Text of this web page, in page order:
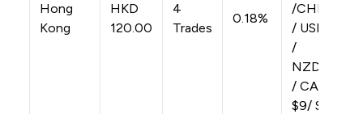
Hong
Kong
HKD
120.00
4
Trades
0.18%
/CHF$7
/ USD$7
/
NZD$10
/ CAD
$9/ SGD